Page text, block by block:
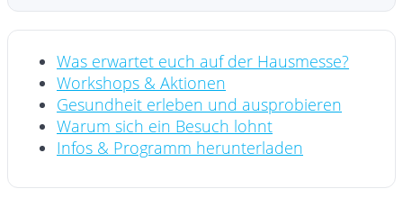
Was erwartet euch auf der Hausmesse?
Workshops & Aktionen
Gesundheit erleben und ausprobieren
Warum sich ein Besuch lohnt
Infos & Programm herunterladen